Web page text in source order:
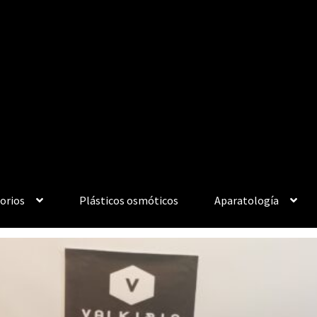
Plásticos osmóticos Aparatología